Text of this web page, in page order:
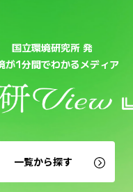
国立環境研究所 発
が1分間でわかるメディア
一覧から探す